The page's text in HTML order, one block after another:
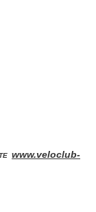
www.veloclub-